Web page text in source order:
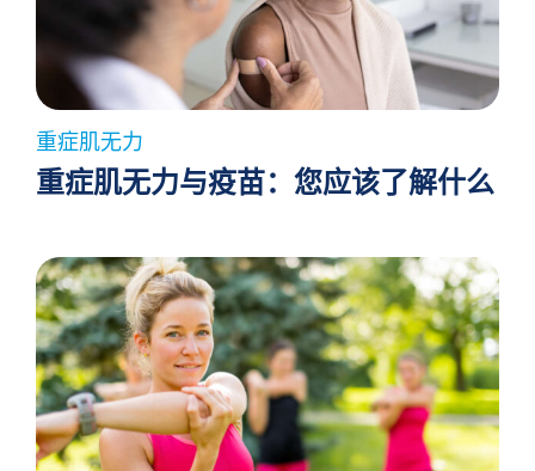
重症肌无力
重症肌无力与疫苗：您应该了解什么